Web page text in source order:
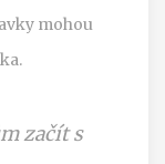
mohou
začít s